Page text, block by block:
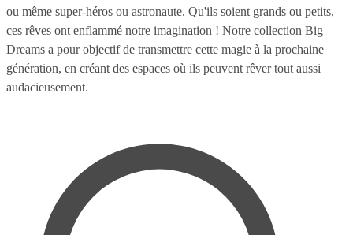
ou même super-héros ou astronaute. Qu'ils soient grands ou petits,
ces rêves ont enflammé notre imagination ! Notre collection Big
Dreams a pour objectif de transmettre cette magie à la prochaine
génération, en créant des espaces où ils peuvent rêver tout aussi
audacieusement.